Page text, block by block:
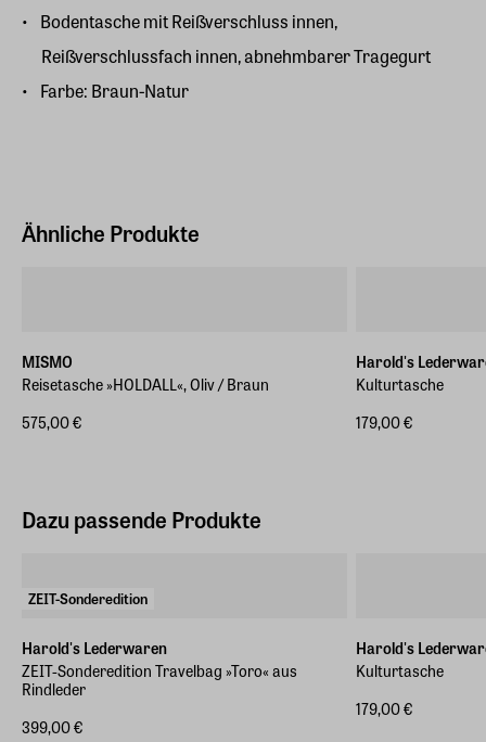
Bodentasche mit Reißverschluss innen,
Reißverschlussfach innen, abnehmbarer Tragegurt
Farbe: Braun-Natur
Ähnliche Produkte
MISMO
Reisetasche »HOLDALL«, Oliv / Braun
575,00 €
Harold's
Kulturtasche
179,00 €
Dazu passende Produkte
ZEIT-Sonderedition
Harold's Lederwaren
ZEIT-Sonderedition Travelbag »Toro« aus
Rindleder
399,00 €
Harold's
Kulturtasche
179,00 €